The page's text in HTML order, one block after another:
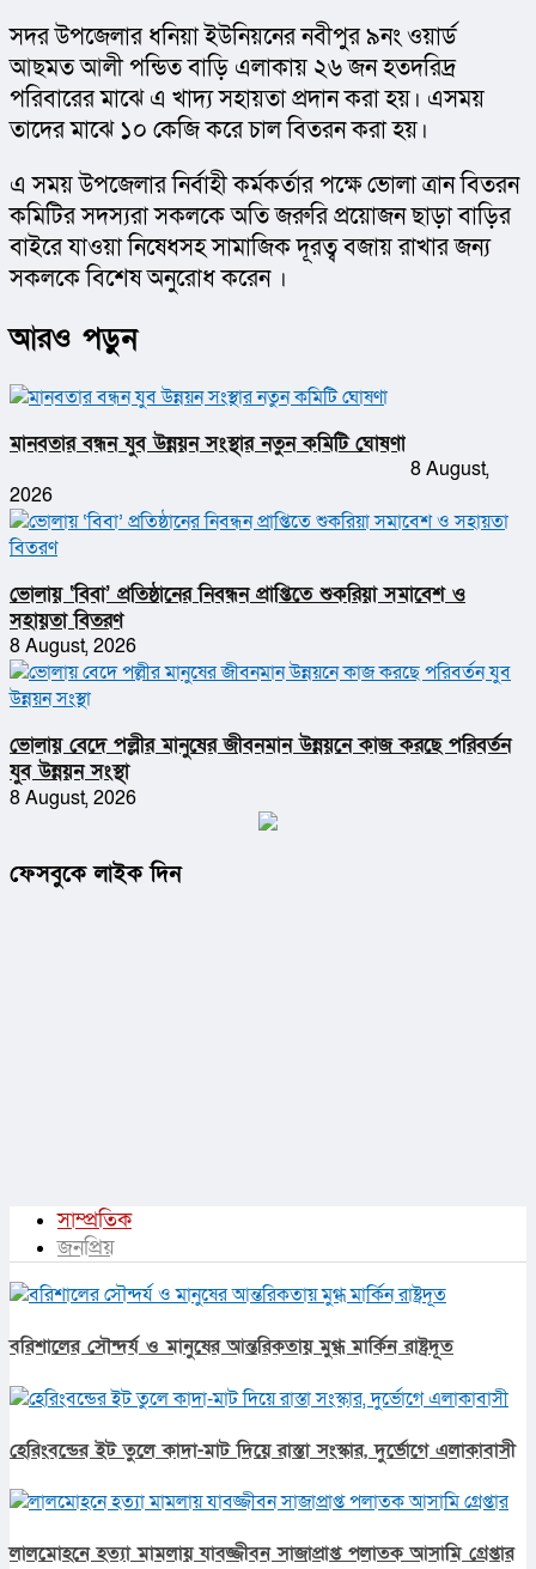
সদর উপজেলার ধনিয়া ইউনিয়নের নবীপুর ৯নং ওয়ার্ড
আছমত আলী পন্ডিত বাড়ি এলাকায় ২৬ জন হতদরিদ্র
পরিবারের মাঝে এ খাদ্য সহায়তা প্রদান করা হয়। এসময়
তাদের মাঝে ১০ কেজি করে চাল বিতরন করা হয়।
এ সময় উপজেলার নির্বাহী কর্মকর্তার পক্ষে ভোলা ত্রান বিতরন
কমিটির সদস্যরা সকলকে অতি জরুরি প্রয়োজন ছাড়া বাড়ির
বাইরে যাওয়া নিষেধসহ সামাজিক দূরত্ব বজায় রাখার জন্য
সকলকে বিশেষ অনুরোধ করেন ।
আরও পড়ুন
মানবতার বন্ধন যুব উন্নয়ন সংস্থার নতুন কমিটি ঘোষণা
8 August,
2026
ভোলায় ‘বিবা’ প্রতিষ্ঠানের নিবন্ধন প্রাপ্তিতে শুকরিয়া সমাবেশ ও
সহায়তা বিতরণ
8 August, 2026
ভোলায় বেদে পল্লীর মানুষের জীবনমান উন্নয়নে কাজ করছে পরিবর্তন
যুব উন্নয়ন সংস্থা
8 August, 2026
ফেসবুকে লাইক দিন
সাম্প্রতিক
জনপ্রিয়
বরিশালের সৌন্দর্য ও মানুষের আন্তরিকতায় মুগ্ধ মার্কিন রাষ্ট্রদূত
হেরিংবন্ডের ইট তুলে কাদা-মাট দিয়ে রাস্তা সংস্কার, দুর্ভোগে এলাকাবাসী
লালমোহনে হত্যা মামলায় যাবজ্জীবন সাজাপ্রাপ্ত পলাতক আসামি গ্রেপ্তার